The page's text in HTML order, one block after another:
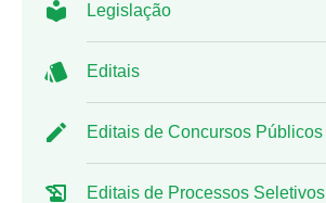
Legislação
Editais
Editais de Concursos Públicos
Editais de Processos Seletivos